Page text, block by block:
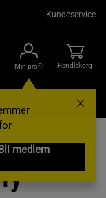
Kundeservice
Min profil
medlem
Handlekorg
Gavekort